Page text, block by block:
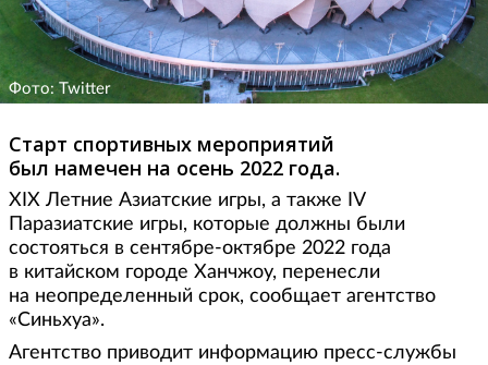
Фото: Twitter
Старт спортивных мероприятий
был намечен на осень 2022 года.
XIX Летние Азиатские игры, а также IV
Паразиатские игры, которые должны были
состояться в сентябре-октябре 2022 года
в китайском городе Ханчжоу, перенесли
на неопределенный срок, сообщает агентство
«Синьхуа».
Агентство приводит информацию пресс-службы